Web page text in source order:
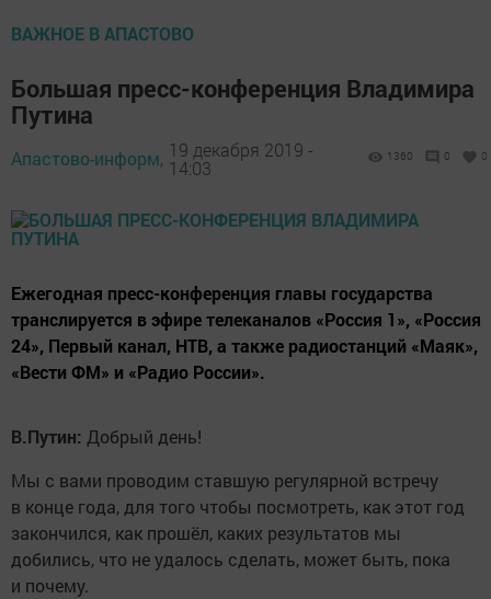
ВАЖНОЕ В АПАСТОВО
Большая пресс-конференция Владимира
Путина
Апастово-информ, 19 декабря 2019 -
14:03
1360 0 0
Ежегодная пресс-конференция главы государства
транслируется в эфире телеканалов «Россия 1», «Россия
24», Первый канал, НТВ, а также радиостанций «Маяк»,
«Вести ФМ» и «Радио России».
В.Путин: Добрый день!
Мы с вами проводим ставшую регулярной встречу
в конце года, для того чтобы посмотреть, как этот год
закончился, как прошёл, каких результатов мы
добились, что не удалось сделать, может быть, пока
и почему.